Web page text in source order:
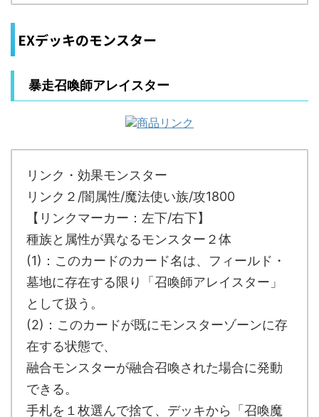
EXデッキのモンスター
暴走召喚師アレイスター
リンク・効果モンスター
リンク２/闇属性/魔法使い族/攻1800
【リンクマーカー：左下/右下】
種族と属性が異なるモンスター２体
(1)：このカードのカード名は、フィールド・
墓地に存在する限り「召喚師アレイスター」
として扱う。
(2)：このカードが既にモンスターゾーンに存
在する状態で、
融合モンスターが融合召喚された場合に発動
できる。
手札を１枚選んで捨て、デッキから「召喚魔